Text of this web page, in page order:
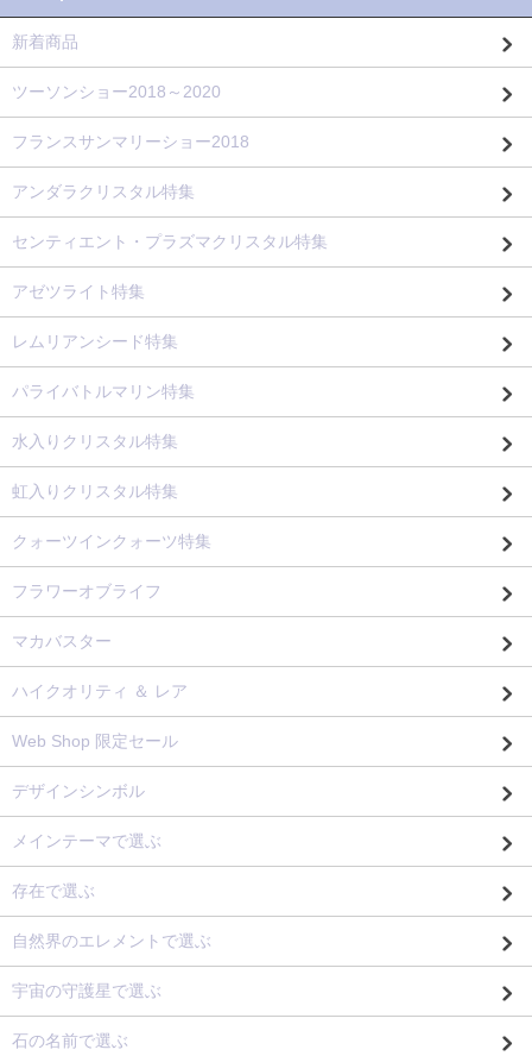
新着商品
ツーソンショー2018～2020
フランスサンマリーショー2018
アンダラクリスタル特集
センティエント・プラズマクリスタル特集
アゼツライト特集
レムリアンシード特集
パライバトルマリン特集
水入りクリスタル特集
虹入りクリスタル特集
クォーツインクォーツ特集
フラワーオブライフ
マカバスター
ハイクオリティ ＆ レア
Web Shop 限定セール
デザインシンボル
メインテーマで選ぶ
存在で選ぶ
自然界のエレメントで選ぶ
宇宙の守護星で選ぶ
石の名前で選ぶ